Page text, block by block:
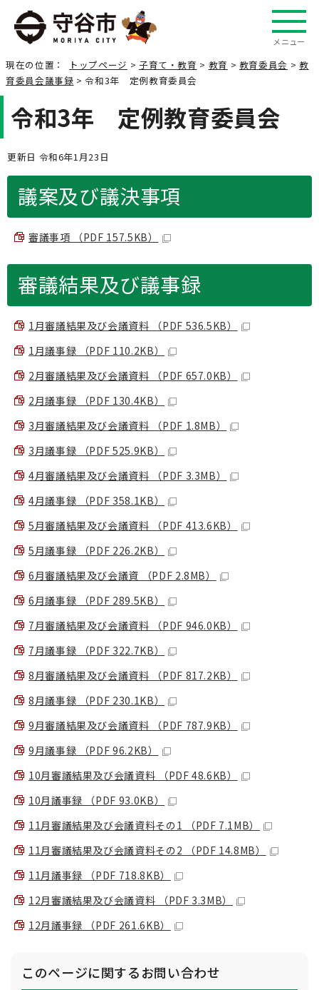
メニュー
現在の位置： トップページ > 子育て・教育 > 教育 > 教育委員会 > 教
育委員会議事録 > 令和3年 定例教育委員会
令和3年 定例教育委員会
更新日 令和6年1月23日
議案及び議決事項
審議事項 （PDF 157.5KB）
審議結果及び議事録
1月審議結果及び会議資料 （PDF 536.5KB）
1月議事録 （PDF 110.2KB）
2月審議結果及び会議資料 （PDF 657.0KB）
2月議事録 （PDF 130.4KB）
3月審議結果及び会議資料 （PDF 1.8MB）
3月議事録 （PDF 525.9KB）
4月審議結果及び会議資料 （PDF 3.3MB）
4月議事録 （PDF 358.1KB）
5月審議結果及び会議資料 （PDF 413.6KB）
5月議事録 （PDF 226.2KB）
6月審議結果及び会議資 （PDF 2.8MB）
6月議事録 （PDF 289.5KB）
7月審議結果及び会議資料 （PDF 946.0KB）
7月議事録 （PDF 322.7KB）
8月審議結果及び会議資料 （PDF 817.2KB）
8月議事録 （PDF 230.1KB）
9月審議結果及び会議資料 （PDF 787.9KB）
9月議事録 （PDF 96.2KB）
10月審議結果及び会議資料 （PDF 48.6KB）
10月議事録 （PDF 93.0KB）
11月審議結果及び会議資料その1 （PDF 7.1MB）
11月審議結果及び会議資料その2 （PDF 14.8MB）
11月議事録 （PDF 718.8KB）
12月審議結果及び会議資料 （PDF 3.3MB）
12月議事録 （PDF 261.6KB）
このページに関するお問い合わせ